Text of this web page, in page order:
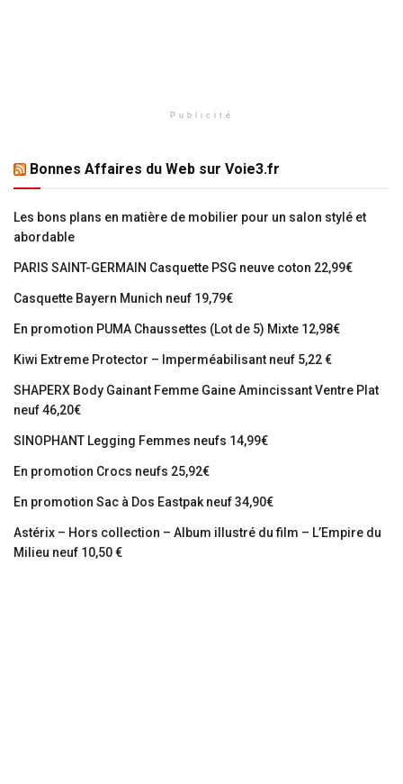
Publicité
Bonnes Affaires du Web sur Voie3.fr
Les bons plans en matière de mobilier pour un salon stylé et
abordable
PARIS SAINT-GERMAIN Casquette PSG neuve coton 22,99€
Casquette Bayern Munich neuf 19,79€
En promotion PUMA Chaussettes (Lot de 5) Mixte 12,98€
Kiwi Extreme Protector – Imperméabilisant neuf 5,22 €
SHAPERX Body Gainant Femme Gaine Amincissant Ventre Plat
neuf 46,20€
SINOPHANT Legging Femmes neufs 14,99€
En promotion Crocs neufs 25,92€
En promotion Sac à Dos Eastpak neuf 34,90€
Astérix – Hors collection – Album illustré du film – L’Empire du
Milieu neuf 10,50 €